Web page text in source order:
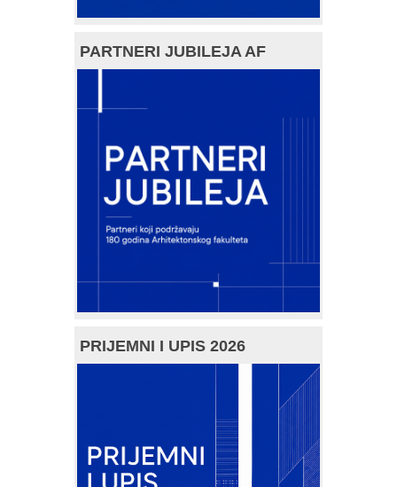
PARTNERI JUBILEJA AF
PRIJEMNI I UPIS 2026